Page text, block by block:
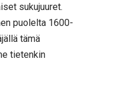
sukujuuret.
puolelta 1600-
tämä
tietenkin